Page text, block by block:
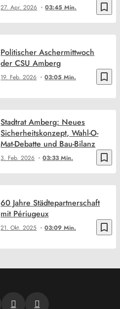
bookmark_border
27. Apr. 2026 03:45 Min.
bookmark_border
19. Feb. 2026 03:05 Min.
Politischer Aschermittwoch
der CSU Amberg
bookmark_border
3. Feb. 2026 03:33 Min.
Stadtrat Amberg: Neues
Sicherheitskonzept, Wahl-O-
Mat-Debatte und Bau-Bilanz
bookmark_border
21. Okt. 2025 03:09 Min.
60 Jahre Städtepartnerschaft
mit Périugeux